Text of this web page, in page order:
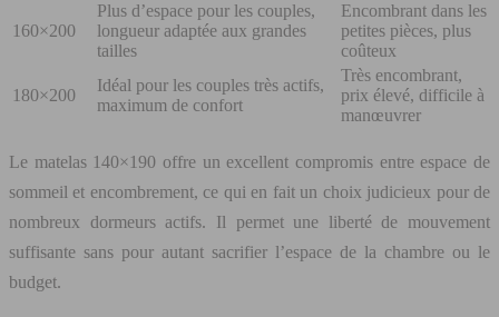
160×200
Plus d’espace pour les couples,
longueur adaptée aux grandes
tailles
Encombrant dans les
petites pièces, plus
coûteux
180×200
Idéal pour les couples très actifs,
maximum de confort
Très encombrant,
prix élevé, difficile à
manœuvrer
Le matelas 140×190 offre un excellent compromis entre espace de
sommeil et encombrement, ce qui en fait un choix judicieux pour de
nombreux dormeurs actifs. Il permet une liberté de mouvement
suffisante sans pour autant sacrifier l’espace de la chambre ou le
budget.